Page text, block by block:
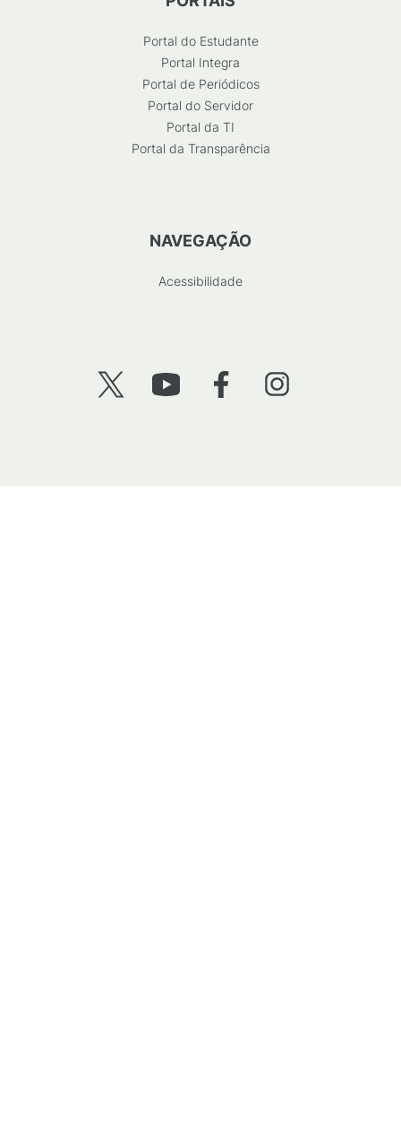
Portal do Estudante
Portal Integra
Portal de Periódicos
Portal do Servidor
Portal da TI
Portal da Transparência
NAVEGAÇÃO
Acessibilidade